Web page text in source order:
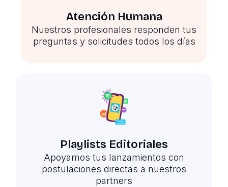
Atención Humana
Nuestros profesionales responden tus
preguntas y solicitudes todos los días
Playlists Editoriales
Apoyamos tus lanzamientos con
postulaciones directas a nuestros
partners